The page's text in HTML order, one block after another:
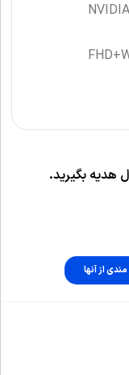
هدیه بگیرید.
از آنها